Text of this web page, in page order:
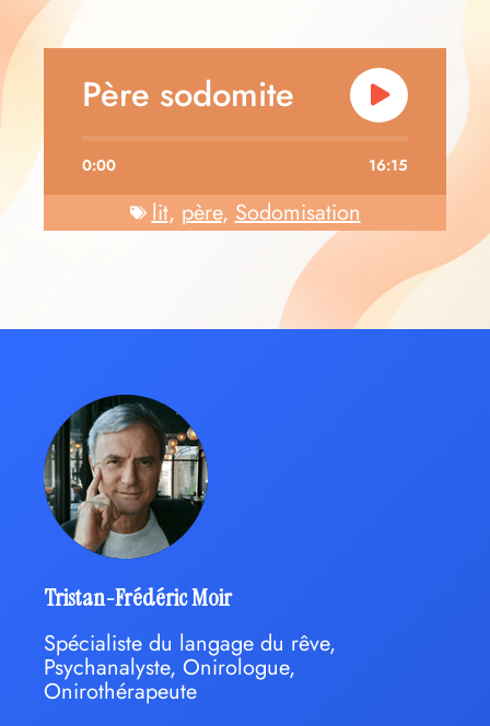
Père sodomite
0:00 16:15
lit, père,Sodomisation
Tristan-Frédéric Moir
Spécialiste du langage du rêve,
Psychanalyste, Onirologue,
Onirothérapeute